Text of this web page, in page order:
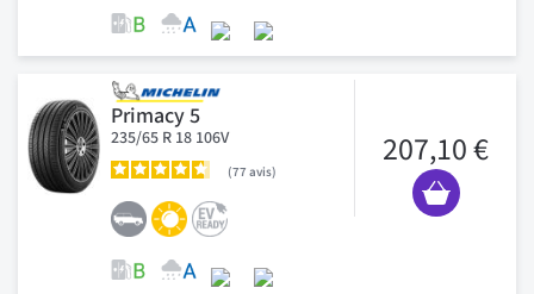
Primacy 5
235/65 R 18 106V
77 avis
207,10 €